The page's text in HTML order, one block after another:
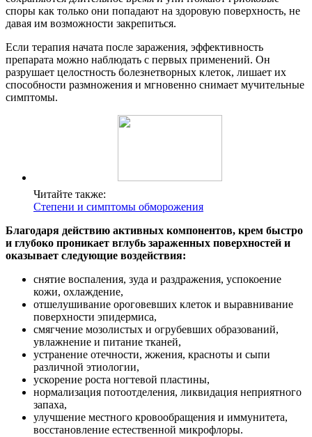
споры как только они попадают на здоровую поверхность, не
давая им возможности закрепиться.
Если терапия начата после заражения, эффективность
препарата можно наблюдать с первых применений. Он
разрушает целостность болезнетворных клеток, лишает их
способности размножения и мгновенно снимает мучительные
симптомы.
Читайте также:
Степени и симптомы обморожения
Благодаря действию активных компонентов, крем быстро
и глубоко проникает вглубь зараженных поверхностей и
оказывает следующие воздействия:
снятие воспаления, зуда и раздражения, успокоение
кожи, охлаждение,
отшелушивание ороговевших клеток и выравнивание
поверхности эпидермиса,
смягчение мозолистых и огрубевших образований,
увлажнение и питание тканей,
устранение отечности, жжения, красноты и сыпи
различной этиологии,
ускорение роста ногтевой пластины,
нормализация потоотделения, ликвидация неприятного
запаха,
улучшение местного кровообращения и иммунитета,
восстановление естественной микрофлоры.